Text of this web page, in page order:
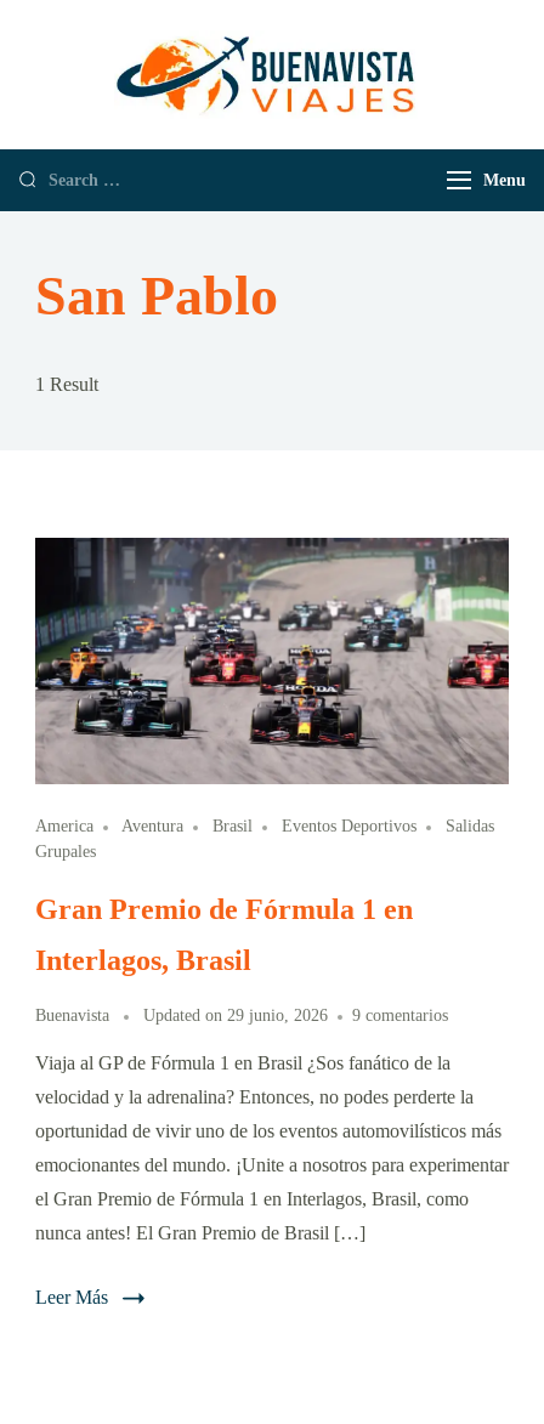
Menu
San Pablo
1 Result
America Aventura Brasil Eventos Deportivos
Salidas
Grupales
Gran Premio de Fórmula 1 en
Interlagos, Brasil
Buenavista Updated on 29 junio, 2026 9 comentarios
Viaja al GP de Fórmula 1 en Brasil ¿Sos fanático de la
velocidad y la adrenalina? Entonces, no podes perderte la
oportunidad de vivir uno de los eventos automovilísticos más
emocionantes del mundo. ¡Unite a nosotros para experimentar
el Gran Premio de Fórmula 1 en Interlagos, Brasil, como
nunca antes! El Gran Premio de Brasil […]
Leer Más